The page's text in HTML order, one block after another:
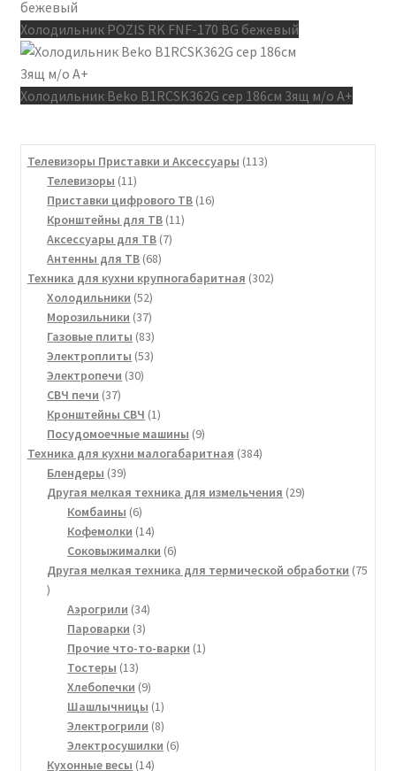
Холодильник POZIS RK FNF-170 BG бежевый
Холодильник Beko B1RCSK362G сер 186см 3ящ м/о А+
Телевизоры Приставки и Аксессуары 113113
Телевизоры 1111
товаров
Приставки цифрового ТВ 1616
Кронштейны для ТВ 1111
Аксессуары для ТВ 77
Антенны для ТВ 6868
товаров
Техника для кухни крупногабаритная 302302
Холодильники 5252
товара
Морозильники 3737
товаров
Газовые плиты 8383
товара
Электроплиты 5353
Электропечи 3030
СВЧ печи 3737
товаров
Кронштейны СВЧ 11
товар
Посудомоечные машины 99
товаров
Техника для кухни малогабаритная 384384
Блендеры 3939
товаров
Другая мелкая техника для измельчения 2929
Комбаины 66
товаров
Кофемолки 1414
товаров
Соковыжималки 66
товаров
Другая мелкая техника для термической обработки 75
75
товаров
Аэрогрили 3434
Пароварки 33
товара
Прочие что-то-варки 11
Тостеры 1313
товаров
Хлебопечки 99
товаров
Шашлычницы 11
товар
Электрогрили 88
товаров
Электросушилки 66
Кухонные весы 1414